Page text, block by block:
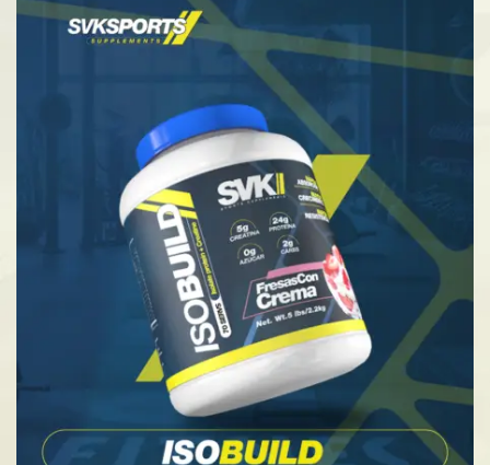
AÑADIR AL CARRITO